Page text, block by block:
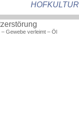
HOFKULTUR
Gewebe verleimt – Öl